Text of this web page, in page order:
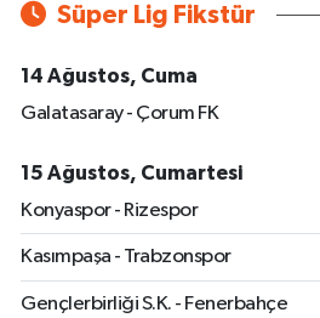
Süper Lig Fikstür
14 Ağustos, Cuma
Galatasaray - Çorum FK
15 Ağustos, Cumartesi
Konyaspor - Rizespor
Kasımpaşa - Trabzonspor
Gençlerbirliği S.K. - Fenerbahçe